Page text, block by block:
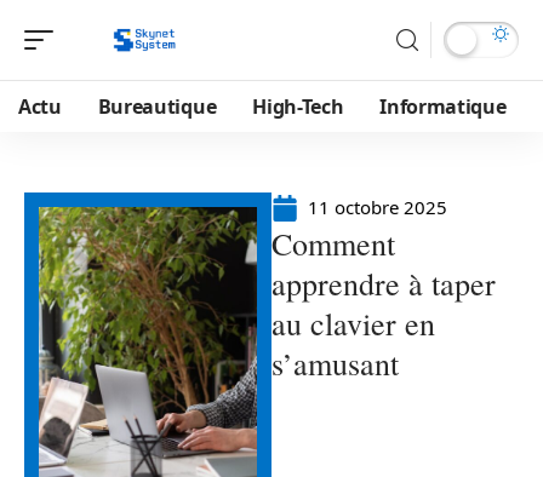
Actu Bureautique High-Tech Informatique
11 octobre 2025
Comment
apprendre à taper
au clavier en
s’amusant